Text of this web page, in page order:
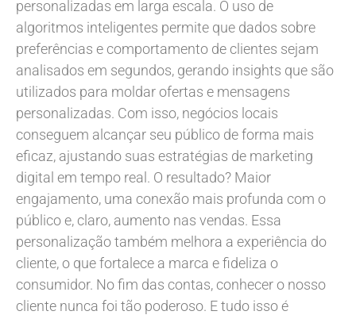
personalizadas em larga escala. O uso de
algoritmos inteligentes permite que dados sobre
preferências e comportamento de clientes sejam
analisados em segundos, gerando insights que são
utilizados para moldar ofertas e mensagens
personalizadas. Com isso, negócios locais
conseguem alcançar seu público de forma mais
eficaz, ajustando suas estratégias de marketing
digital em tempo real. O resultado? Maior
engajamento, uma conexão mais profunda com o
público e, claro, aumento nas vendas. Essa
personalização também melhora a experiência do
cliente, o que fortalece a marca e fideliza o
consumidor. No fim das contas, conhecer o nosso
cliente nunca foi tão poderoso. E tudo isso é